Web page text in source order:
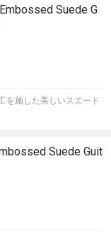
Suede G
を施した美しいスエード
Suede Guit